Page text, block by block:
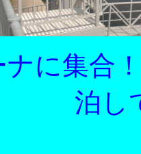
ナに集合
泊し